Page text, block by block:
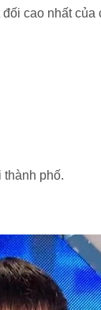
cao nhất của
thành phố.